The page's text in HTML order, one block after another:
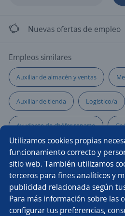
Utilizamos cookies propias
funcionamiento correcto y
sitio web. También utilizamos
terceros para fines analíticos y
publicidad relacionada según
Para más información sobre las
configurar tus preferencias,
Nuevas ofertas de empleo
Empleos similares
Auxiliar de almacén y ventas
Auxiliar de tienda Logístico/a
Ayudante de chófer reparto
Asistente de ventas
Auxiliar de almacén Auxiliar de
Asistente de producción
Buscar es más